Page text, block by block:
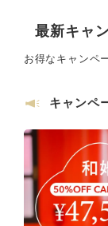
最新キャ
お得なキャンペ
キャンペ